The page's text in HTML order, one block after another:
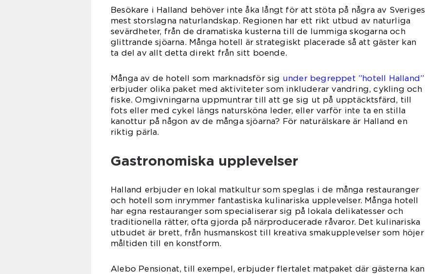
Besökare i Halland behöver inte åka långt för att stöta på några av Sveriges
mest storslagna naturlandskap. Regionen har ett rikt utbud av naturliga
sevärdheter, från de dramatiska kusterna till de lummiga skogarna och
glittrande sjöarna. Många hotell är strategiskt placerade så att gäster kan
ta del av allt detta direkt från sitt boende.
Många av de hotell som marknadsför sig under begreppet ”hotell Halland”
erbjuder olika paket med aktiviteter som inkluderar vandring, cykling och
fiske. Omgivningarna uppmuntrar till att ge sig ut på upptäcktsfärd, till
fots eller med cykel längs natursköna leder, eller varför inte ta en stilla
kanottur på någon av de många sjöarna? För naturälskare är Halland en
riktig pärla.
Gastronomiska upplevelser
Halland erbjuder en lokal matkultur som speglas i de många restauranger
och hotell som inrymmer fantastiska kulinariska upplevelser. Många hotell
har egna restauranger som specialiserar sig på lokala delikatesser och
traditionella rätter, ofta gjorda på närproducerade råvaror. Det kulinariska
utbudet är brett, från husmanskost till kreativa smakupplevelser som höjer
måltiden till en konstform.
Alebo Pensionat, till exempel, erbjuder flertalet matpaket där gästerna kan